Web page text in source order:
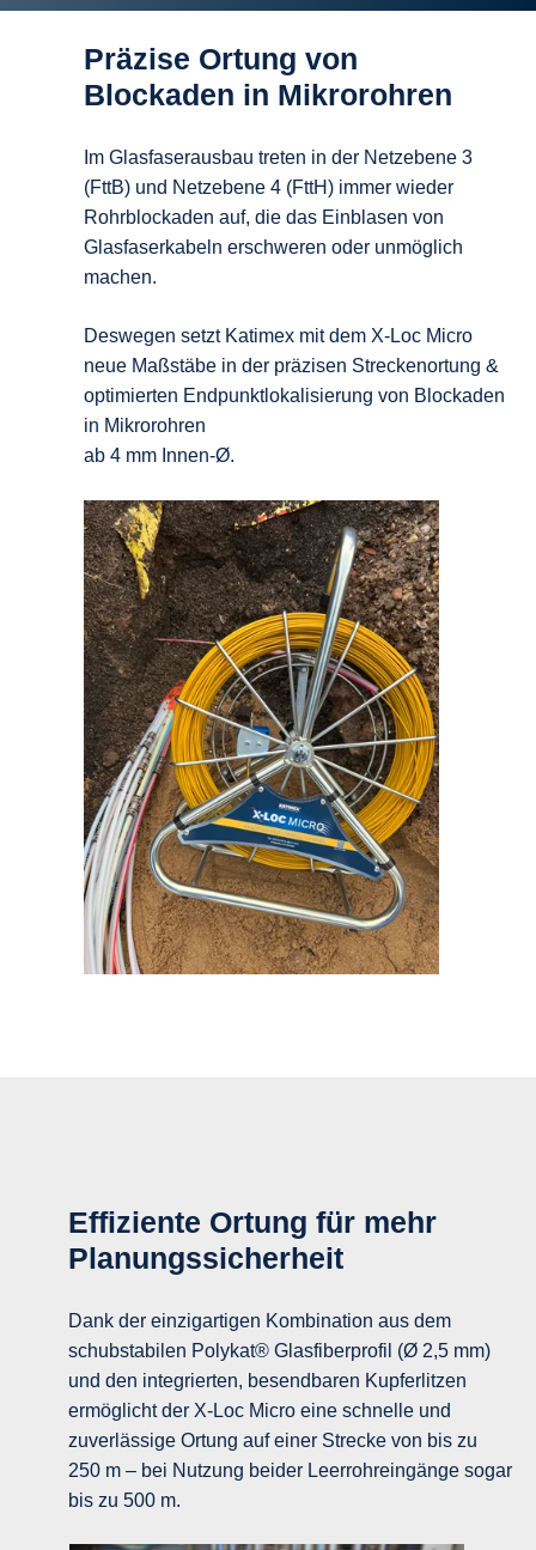
Präzise Ortung von
Blockaden in Mikrorohren
Im Glasfaserausbau treten in der Netzebene 3
(FttB) und Netzebene 4 (FttH) immer wieder
Rohrblockaden auf, die das Einblasen von
Glasfaserkabeln erschweren oder unmöglich
machen.
Deswegen setzt Katimex mit dem X-Loc Micro
neue Maßstäbe in der präzisen Streckenortung &
optimierten Endpunktlokalisierung von Blockaden
in Mikrorohren
ab 4 mm Innen-Ø.
Effiziente Ortung für mehr
Planungssicherheit
Dank der einzigartigen Kombination aus dem
schubstabilen Polykat® Glasfiberprofil (Ø 2,5 mm)
und den integrierten, besendbaren Kupferlitzen
ermöglicht der X-Loc Micro eine schnelle und
zuverlässige Ortung auf einer Strecke von bis zu
250 m – bei Nutzung beider Leerrohreingänge sogar
bis zu 500 m.